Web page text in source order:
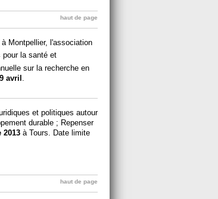
haut de page
à Montpellier, l'association
pour la santé et
sur la recherche en
avril
et politiques autour
durable ; Repenser
2013 à Tours. Date limite
haut de page